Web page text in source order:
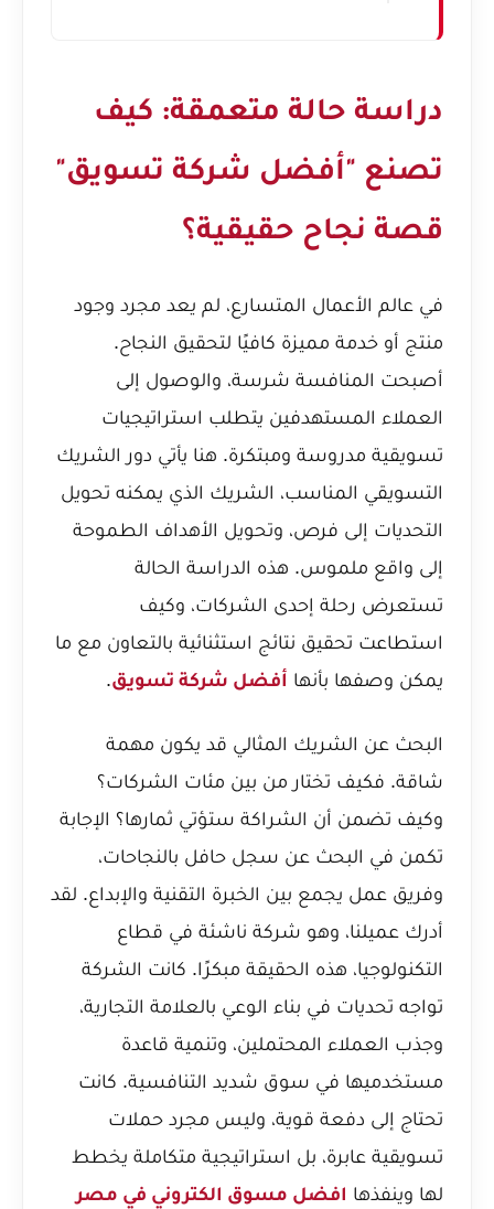
دراسة حالة متعمقة: كيف
تصنع "أفضل شركة تسويق"
قصة نجاح حقيقية؟
في عالم الأعمال المتسارع، لم يعد مجرد وجود
منتج أو خدمة مميزة كافيًا لتحقيق النجاح.
أصبحت المنافسة شرسة، والوصول إلى
العملاء المستهدفين يتطلب استراتيجيات
تسويقية مدروسة ومبتكرة. هنا يأتي دور الشريك
التسويقي المناسب، الشريك الذي يمكنه تحويل
التحديات إلى فرص، وتحويل الأهداف الطموحة
إلى واقع ملموس. هذه الدراسة الحالة
تستعرض رحلة إحدى الشركات، وكيف
استطاعت تحقيق نتائج استثنائية بالتعاون مع ما
يمكن وصفها بأنها أفضل شركة تسويق.
البحث عن الشريك المثالي قد يكون مهمة
شاقة. فكيف تختار من بين مئات الشركات؟
وكيف تضمن أن الشراكة ستؤتي ثمارها؟ الإجابة
تكمن في البحث عن سجل حافل بالنجاحات،
وفريق عمل يجمع بين الخبرة التقنية والإبداع. لقد
أدرك عميلنا، وهو شركة ناشئة في قطاع
التكنولوجيا، هذه الحقيقة مبكرًا. كانت الشركة
تواجه تحديات في بناء الوعي بالعلامة التجارية،
وجذب العملاء المحتملين، وتنمية قاعدة
مستخدميها في سوق شديد التنافسية. كانت
تحتاج إلى دفعة قوية، وليس مجرد حملات
تسويقية عابرة، بل استراتيجية متكاملة يخطط
لها وينفذها افضل مسوق الكتروني في مصر